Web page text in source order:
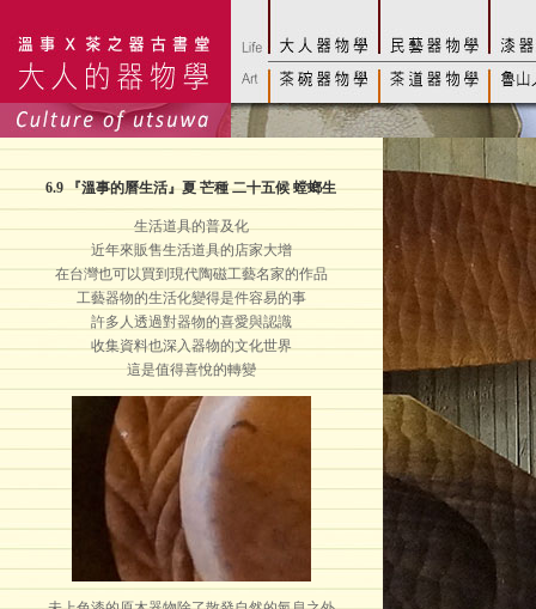
6.9『溫事的曆生活』夏 芒種 二十五候 螳螂生
生活道具的普及化
近年來販售生活道具的店家大增
在台灣也可以買到現代陶磁工藝名家的作品
工藝器物的生活化變得是件容易的事
許多人透過對器物的喜愛與認識
收集資料也深入器物的文化世界
這是值得喜悅的轉變